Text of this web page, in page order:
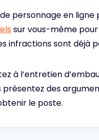
personnage en
sur vous-même
infractions sont déjà
à l’entretien
présentez des
le poste.